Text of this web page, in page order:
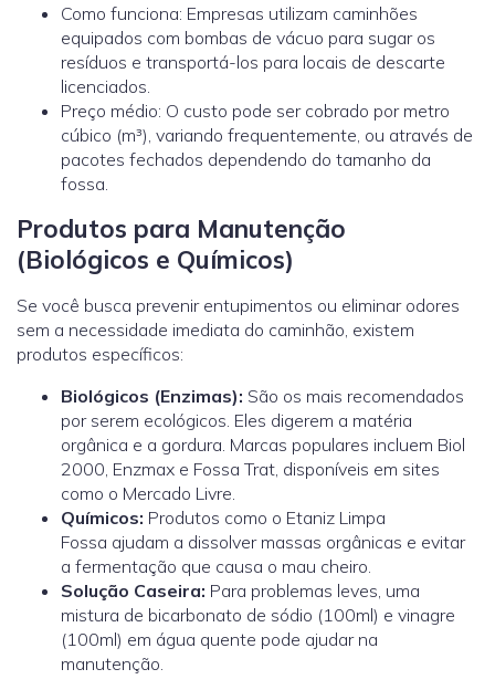
Como funciona: Empresas utilizam caminhões
equipados com bombas de vácuo para sugar os
resíduos e transportá-los para locais de descarte
licenciados.
Preço médio: O custo pode ser cobrado por metro
cúbico (m³), variando frequentemente, ou através de
pacotes fechados dependendo do tamanho da
fossa.
Produtos para Manutenção
(Biológicos e Químicos)
Se você busca prevenir entupimentos ou eliminar odores
sem a necessidade imediata do caminhão, existem
produtos específicos:
Biológicos (Enzimas): São os mais recomendados
por serem ecológicos. Eles digerem a matéria
orgânica e a gordura. Marcas populares incluem Biol
2000, Enzmax e Fossa Trat, disponíveis em sites
como o Mercado Livre.
Químicos: Produtos como o Etaniz Limpa
Fossa ajudam a dissolver massas orgânicas e evitar
a fermentação que causa o mau cheiro.
Solução Caseira: Para problemas leves, uma
mistura de bicarbonato de sódio (100ml) e vinagre
(100ml) em água quente pode ajudar na
manutenção.